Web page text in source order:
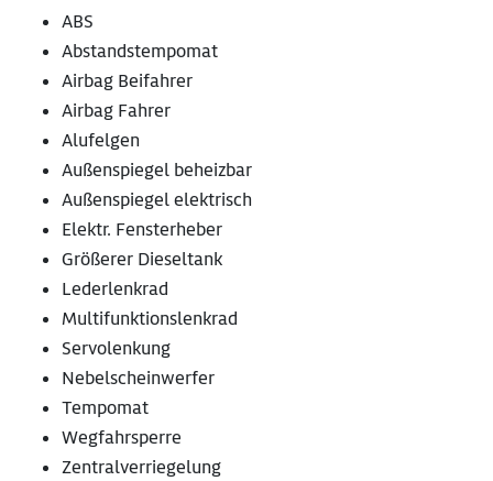
ABS
Abstandstempomat
Airbag Beifahrer
Airbag Fahrer
Alufelgen
Außenspiegel beheizbar
Außenspiegel elektrisch
Elektr. Fensterheber
Größerer Dieseltank
Lederlenkrad
Multifunktionslenkrad
Servolenkung
Nebelscheinwerfer
Tempomat
Wegfahrsperre
Zentralverriegelung